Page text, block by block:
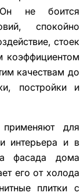
не боится
спокойно
стоек
коэффициентом
качествам до
постройки и
для
интерьера и в
фасада дома
его от холода
плитки с